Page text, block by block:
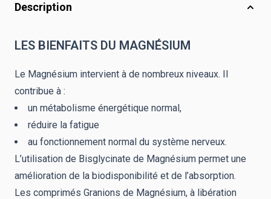
Description
LES BIENFAITS DU MAGNÉSIUM
Le Magnésium intervient à de nombreux niveaux. Il
contribue à :
un métabolisme énergétique normal,
réduire la fatigue
au fonctionnement normal du système nerveux.
L’utilisation de Bisglycinate de Magnésium permet une
amélioration de la biodisponibilité et de l’absorption.
Les comprimés Granions de Magnésium, à libération